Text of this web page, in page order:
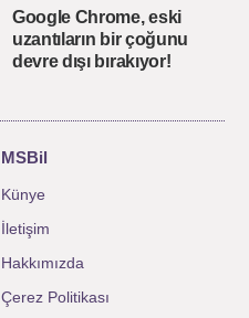
Google Chrome, eski
uzantıların bir çoğunu
devre dışı bırakıyor!
MSBil
Künye
İletişim
Hakkımızda
Çerez Politikası